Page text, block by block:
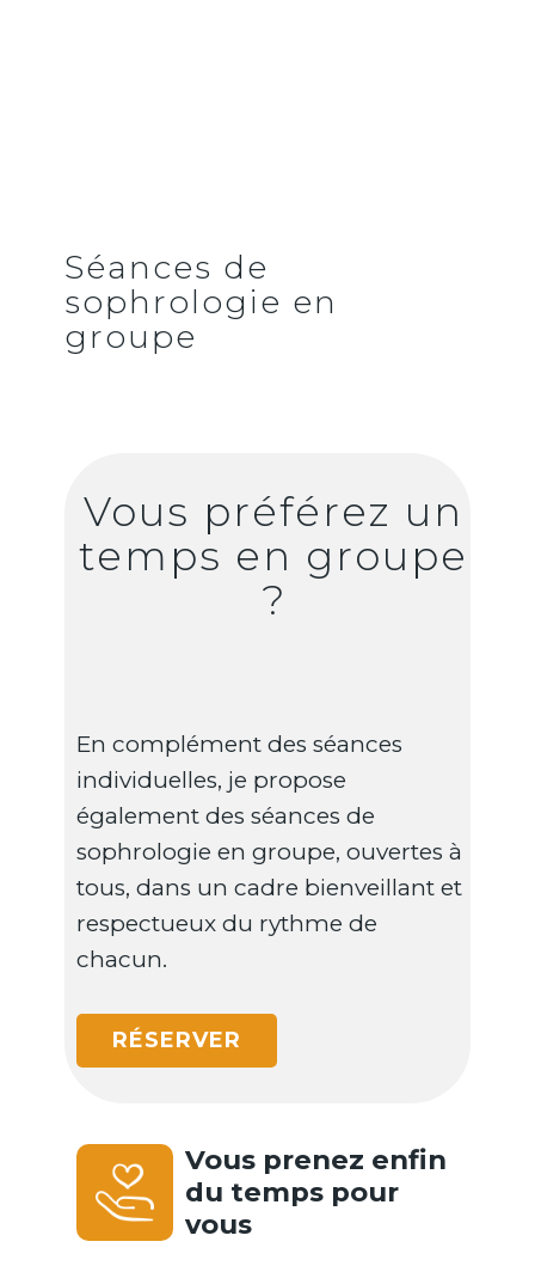
Séances de
sophrologie en
groupe
Vous préférez un
temps en groupe
?
En complément des séances
individuelles, je propose
également des séances de
sophrologie en groupe, ouvertes à
tous, dans un cadre bienveillant et
respectueux du rythme de
chacun.
RÉSERVER
Vous prenez enfin
du temps pour
vous